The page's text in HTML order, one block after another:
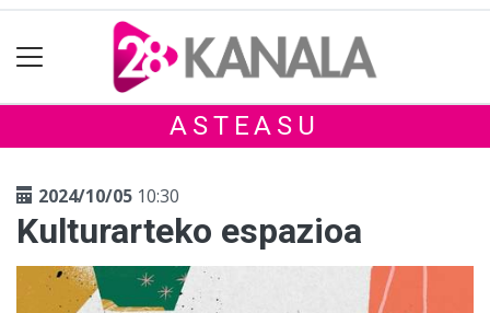
ASTEASU
2024/10/05 10:30
Kulturarteko espazioa